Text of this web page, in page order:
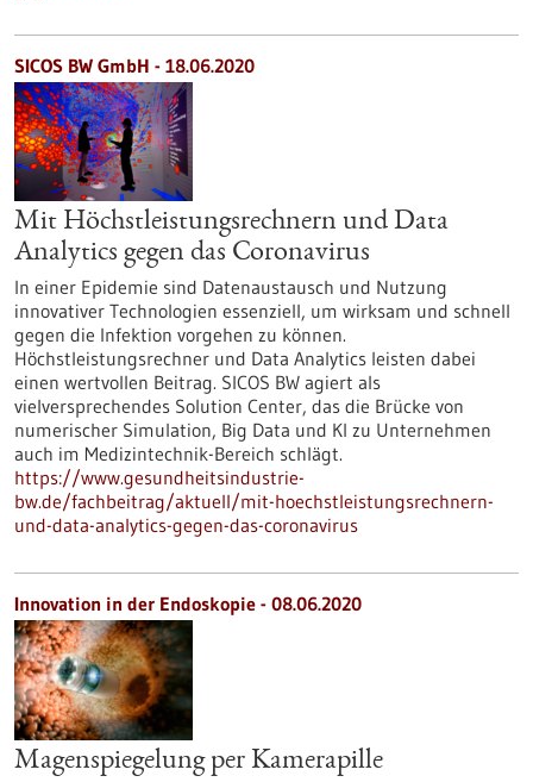
SICOS BW GmbH - 18.06.2020
Mit Höchstleistungsrechnern und Data
Analytics gegen das Coronavirus
In einer Epidemie sind Datenaustausch und Nutzung
innovativer Technologien essenziell, um wirksam und schnell
gegen die Infektion vorgehen zu können.
Höchstleistungsrechner und Data Analytics leisten dabei
einen wertvollen Beitrag. SICOS BW agiert als
vielversprechendes Solution Center, das die Brücke von
numerischer Simulation, Big Data und KI zu Unternehmen
auch im Medizintechnik-Bereich schlägt.
https://www.gesundheitsindustrie-
bw.de/fachbeitrag/aktuell/mit-hoechstleistungsrechnern-
und-data-analytics-gegen-das-coronavirus
Innovation in der Endoskopie - 08.06.2020
Magenspiegelung per Kamerapille